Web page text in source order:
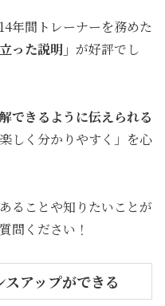
年間トレーナーを務めた
った説明」 が好評でし
できるように伝えられる
しく分かりやすく」を心
ることや知りたいことが
問ください！
アップができる